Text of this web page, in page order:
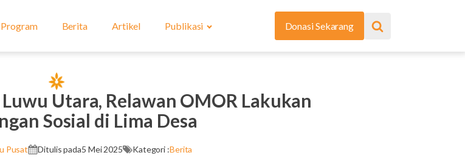
Program Berita Artikel Publikasi Donasi Sekarang
Utara, Relawan OMOR Lakukan
Sosial di Lima Desa
Pusat Ditulis pada5 Mei 2025 Kategori :Berita